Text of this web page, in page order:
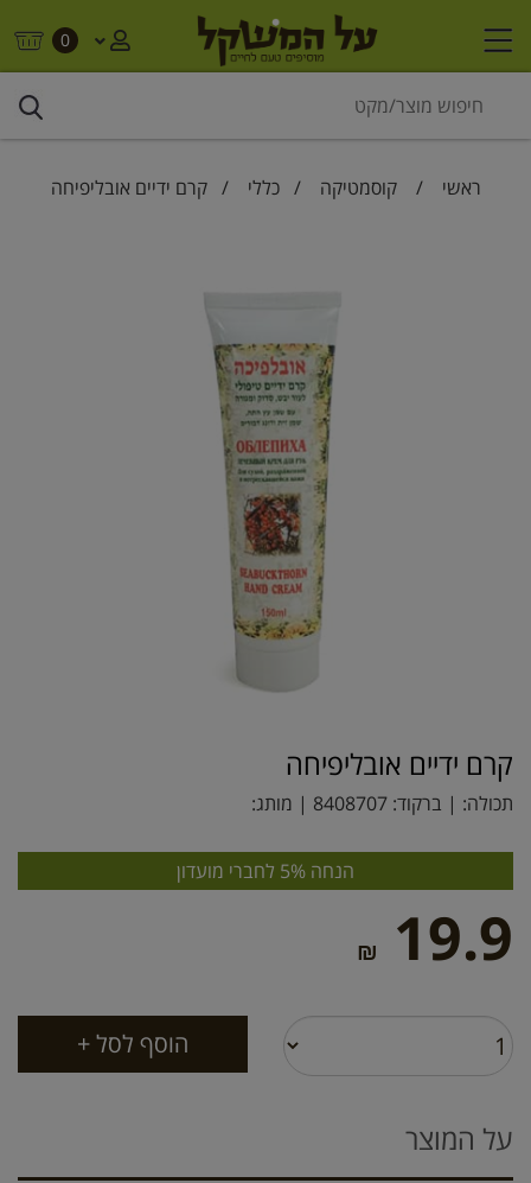
0
ראשי /קוסמטיקה /כללי / קרם ידיים אובליפיחה
קרם ידיים אובליפיחה
תכולה: | ברקוד: 8408707 | מותג:
הנחה 5% לחברי מועדון
19.9
₪
על המוצר